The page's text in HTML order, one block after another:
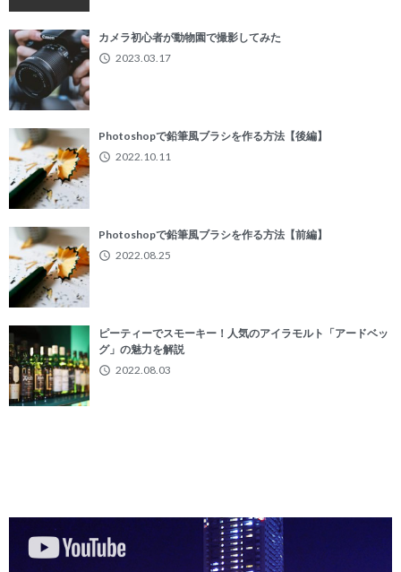
カメラ初心者が動物園で撮影してみた
2023.03.17
Photoshopで鉛筆風ブラシを作る方法【後編】
2022.10.11
Photoshopで鉛筆風ブラシを作る方法【前編】
2022.08.25
ピーティーでスモーキー！人気のアイラモルト「アードベッ
グ」の魅力を解説
2022.08.03